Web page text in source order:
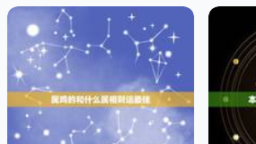
三合：三合是种「明合」，光明正大
三个生肖的吉配。